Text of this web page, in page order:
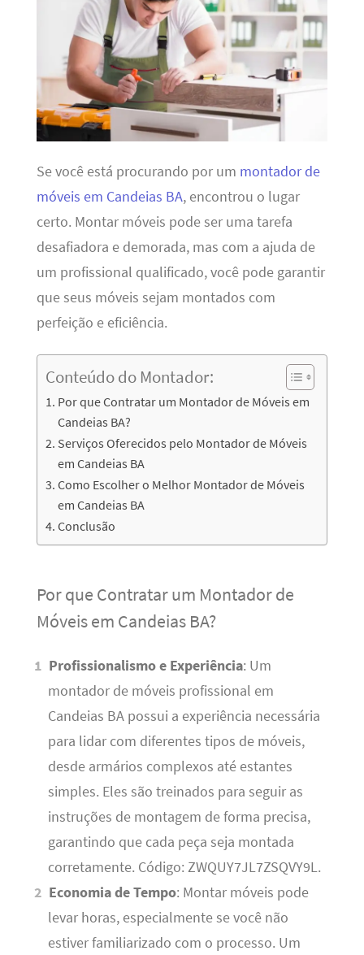
Se você está procurando por um montador de
móveis em Candeias BA, encontrou o lugar
certo. Montar móveis pode ser uma tarefa
desafiadora e demorada, mas com a ajuda de
um profissional qualificado, você pode garantir
que seus móveis sejam montados com
perfeição e eficiência.
Conteúdo do Montador:
Por que Contratar um Montador de Móveis em
Candeias BA?
Serviços Oferecidos pelo Montador de Móveis
em Candeias BA
Como Escolher o Melhor Montador de Móveis
em Candeias BA
Conclusão
Por que Contratar um Montador de
Móveis em Candeias BA?
Profissionalismo e Experiência: Um
montador de móveis profissional em
Candeias BA possui a experiência necessária
para lidar com diferentes tipos de móveis,
desde armários complexos até estantes
simples. Eles são treinados para seguir as
instruções de montagem de forma precisa,
garantindo que cada peça seja montada
corretamente. Código: ZWQUY7JL7ZSQVY9L.
Economia de Tempo: Montar móveis pode
levar horas, especialmente se você não
estiver familiarizado com o processo. Um